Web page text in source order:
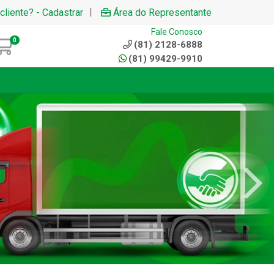
- Cadastrar | Área do Representante
0
Fale Conosco
(81) 2128-6888
(81) 99429-9910